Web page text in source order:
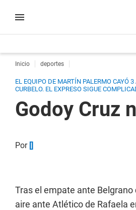
Inicio deportes
EL EQUIPO DE MARTÍN PALERMO CAYÓ
CURBELO. EL EXPRESO SIGUE
Godoy Cruz
Por []
Tras el empate ante
aire ante Atlético de Rafaela